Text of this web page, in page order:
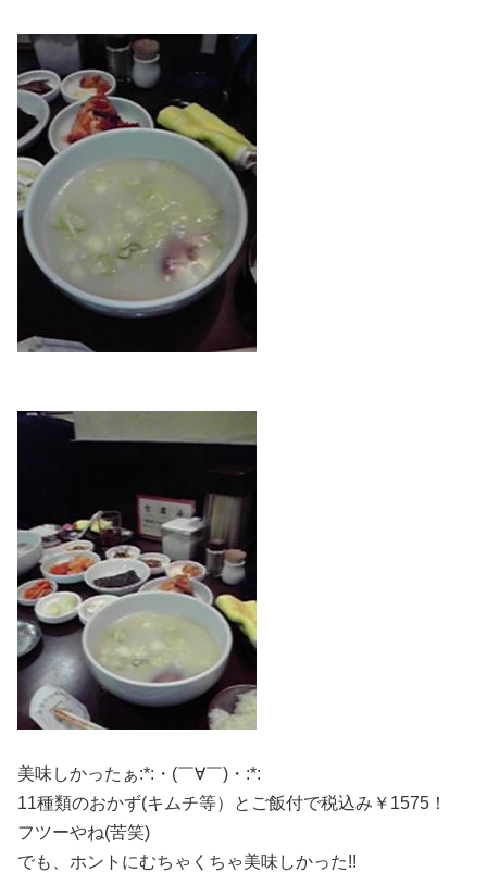
美味しかったぁ:*:・(￣∀￣)・:*:
11種類のおかず(キムチ等）とご飯付で税込み￥1575！
フツーやね(苦笑)
でも、ホントにむちゃくちゃ美味しかった!!